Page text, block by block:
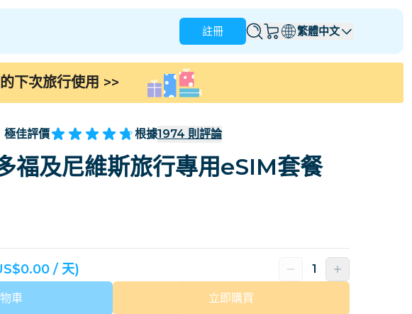
註冊 繁體中文
爾 安圭拉
尼亚和黑塞哥维那 巴西 文萊
海岸 塞浦路斯
尼克
下次旅行使用 >>
極佳評價 根據1974 則評論
福及尼維斯旅行專用eSIM套餐
/ 天)
車 立即購買